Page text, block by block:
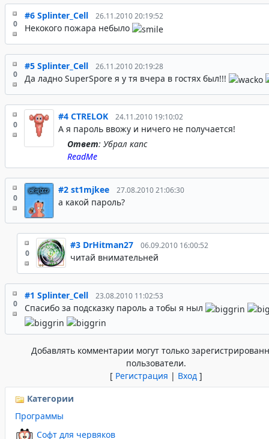
0
#6 Splinter_Cell 26.11.2010 20:19:52
Некокого пожара небыло
0
#5 Splinter_Cell 26.11.2010 20:19:28
Да ладно SuperSpore я у тя вчера в гостях был!!!
0
#4 CTRELOK 24.11.2010 19:10:02
А я пароль ввожу и ничего не получается!
Ответ: Убрал капс
ReadMe
0
#2 st1mjkee 27.08.2010 21:06:30
а какой пароль?
0
#3 DrHitman27 06.09.2010 16:00:52
читай внимательней
0
#1 Splinter_Cell 23.08.2010 11:02:53
Спасибо за подсказку пароль а тобы я ныл
Добавлять комментарии могут только
пользователи.
[ Регистрация | Вход ]
Категории
Программы
Софт для червяков